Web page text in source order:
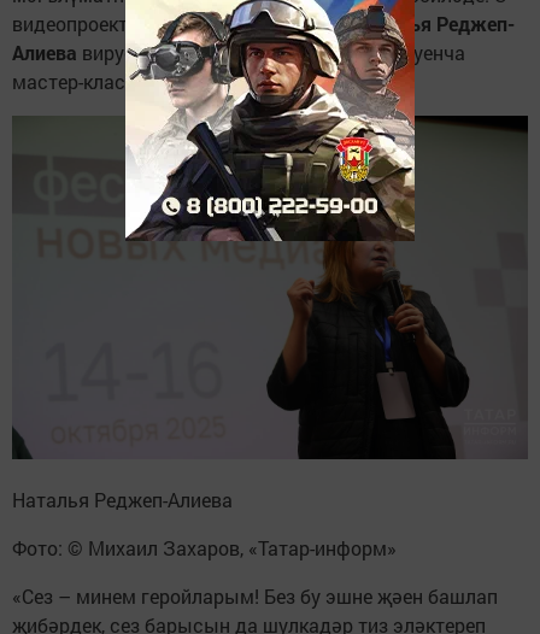
видеопроектлар юнәлеше җитәкчесеНаталья Реджеп-
Алиева вируслы вертикаль роликлар ясау буенча
мастер-классларны анонслады.
Наталья Реджеп-Алиева
Фото: © Михаил Захаров, «Татар-информ»
«Сез – минем геройларым! Без бу эшне җәен башлап
җибәрдек, сез барысын да шулкадәр тиз эләктереп